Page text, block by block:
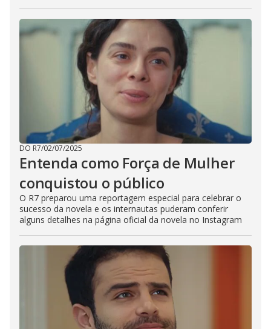
DO R7/02/07/2025
Entenda como Força de Mulher
conquistou o público
O R7 preparou uma reportagem especial para celebrar o
sucesso da novela e os internautas puderam conferir
alguns detalhes na página oficial da novela no Instagram